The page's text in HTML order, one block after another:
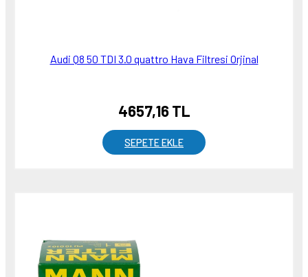
Audi Q8 50 TDI 3.0 quattro Hava Filtresi Orjinal
4657,16 TL
SEPETE EKLE